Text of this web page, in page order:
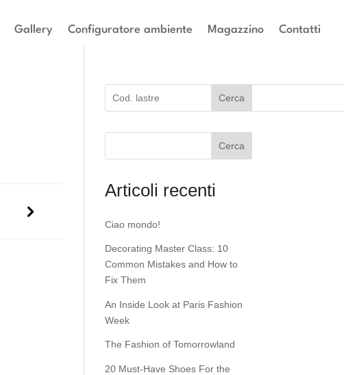
Gallery Configuratore ambiente Magazzino Contatti
Cerca
Cerca
Articoli recenti
Ciao mondo!
Decorating Master Class: 10
Common Mistakes and How to
Fix Them
An Inside Look at Paris Fashion
Week
The Fashion of Tomorrowland
20 Must-Have Shoes For the